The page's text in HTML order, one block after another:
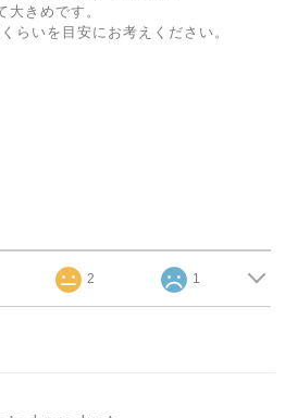
大きめです。
らいを目安にお考えください。
2 1